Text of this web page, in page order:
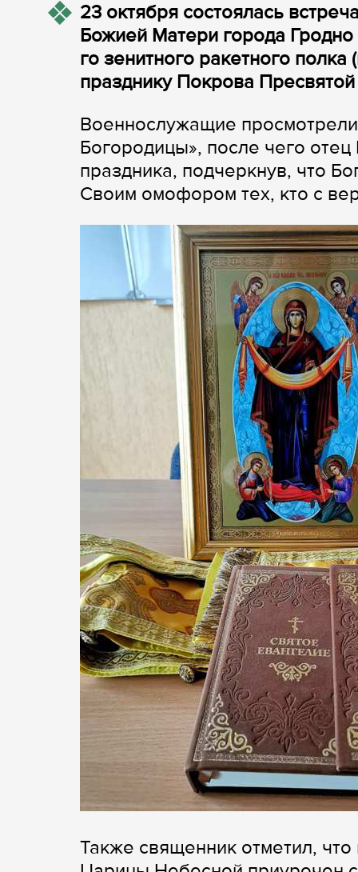
23 октября состоялась
Божией Матери города
го зенитного ракетного
празднику Покрова
Военнослужащие
Богородицы», после чего
праздника, подчеркнув, что
Своим омофором тех, кто с
Также священник отметил,